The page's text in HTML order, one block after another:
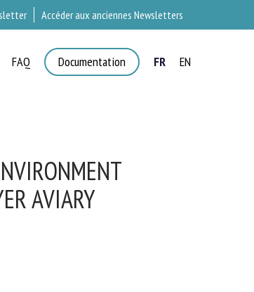
Accéder aux anciennes Newsletters
FAQ Documentation FR EN
AVIARY